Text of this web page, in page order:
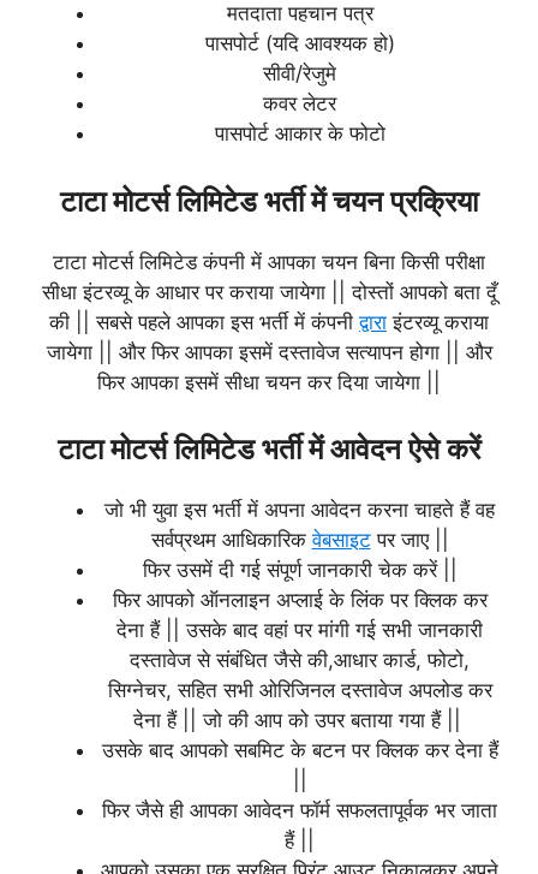
मतदाता पहचान पत्र
पासपोर्ट (यदि आवश्यक हो)
सीवी/रेजुमे
कवर लेटर
पासपोर्ट आकार के फोटो
टाटा मोटर्स लिमिटेड भर्ती में चयन प्रक्रिया
टाटा मोटर्स लिमिटेड कंपनी में आपका चयन बिना किसी परीक्षा
सीधा इंटरव्यू के आधार पर कराया जायेगा || दोस्तों आपको बता दूँ
की || सबसे पहले आपका इस भर्ती में कंपनीद्वारा इंटरव्यू कराया
जायेगा || और फिर आपका इसमें दस्तावेज सत्यापन होगा || और
फिर आपका इसमें सीधा चयन कर दिया जायेगा ||
टाटा मोटर्स लिमिटेड भर्ती में आवेदन ऐसे करें
जो भी युवा इस भर्ती में अपना आवेदन करना चाहते हैं वह
सर्वप्रथम आधिकारिकवेबसाइटपर जाए ||
फिर उसमें दी गई संपूर्ण जानकारी चेक करें ||
फिर आपको ऑनलाइन अप्लाई के लिंक पर क्लिक कर
देना हैं || उसके बाद वहां पर मांगी गई सभी जानकारी
दस्तावेज से संबंधित जैसे की,आधार कार्ड, फोटो,
सिग्नेचर, सहित सभी ओरिजिनल दस्तावेज अपलोड कर
देना हैं || जो की आप को उपर बताया गया हैं ||
उसके बाद आपको सबमिट के बटन पर क्लिक कर देना हैं
फिर जैसे ही आपका आवेदन फॉर्म सफलतापूर्वक भर जाता
हैं ||